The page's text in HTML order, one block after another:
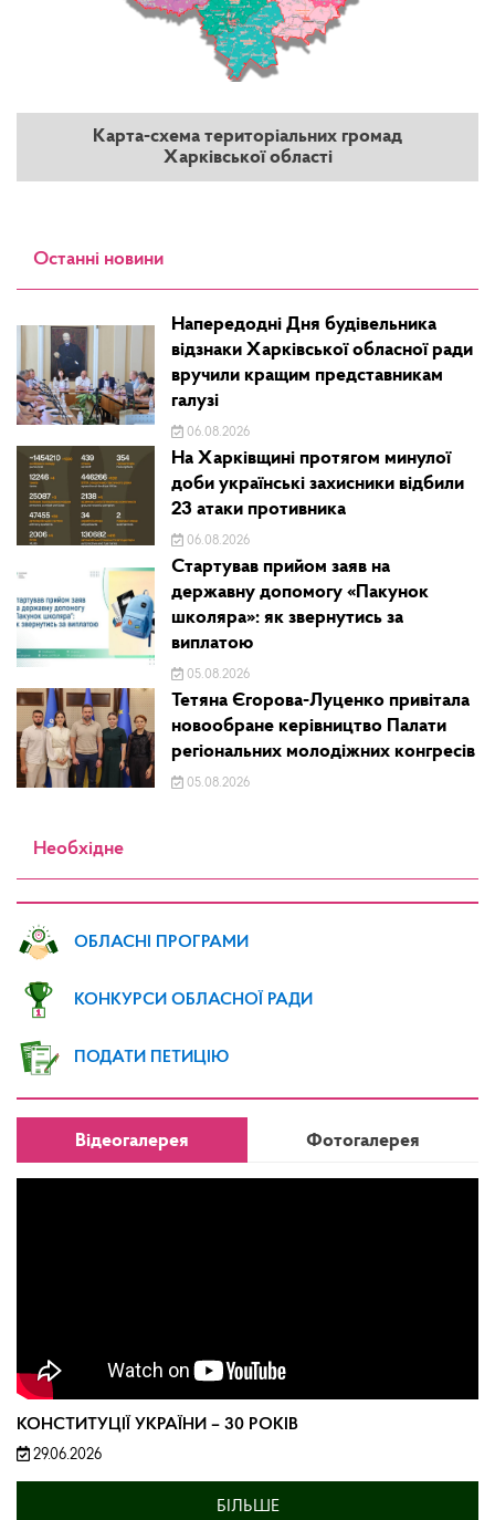
Карта-схема територіальних громад
Харківської області
Останні новини
Напередодні Дня будівельника
відзнаки Харківської обласної ради
вручили кращим представникам
галузі
06.08.2026
На Харківщині протягом минулої
доби українські захисники відбили
23 атаки противника
06.08.2026
Стартував прийом заяв на
державну допомогу «Пакунок
школяра»: як звернутись за
виплатою
05.08.2026
Тетяна Єгорова-Луценко привітала
новообране керівництво Палати
регіональних молодіжних конгресів
05.08.2026
Необхідне
ОБЛАСНІ ПРОГРАМИ
КОНКУРСИ ОБЛАСНОЇ РАДИ
ПОДАТИ ПЕТИЦІЮ
Відеогалерея Фотогалерея
КОНСТИТУЦІЇ УКРАЇНИ – 30 РОКІВ
29.06.2026
БІЛЬШЕ